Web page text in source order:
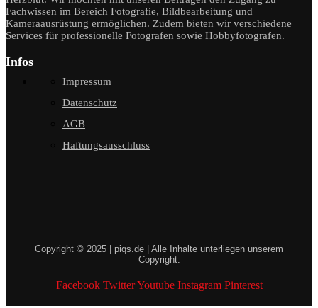
Fachwissen im Bereich Fotografie, Bildbearbeitung und
Kameraausrüstung ermöglichen. Zudem bieten wir verschiedene
Services für professionelle Fotografen sowie Hobbyfotografen.
Infos
Impressum
Datenschutz
AGB
Haftungsausschluss
Copyright © 2025 | piqs.de | Alle Inhalte unterliegen unserem
Copyright.
Facebook Twitter Youtube Instagram Pinterest